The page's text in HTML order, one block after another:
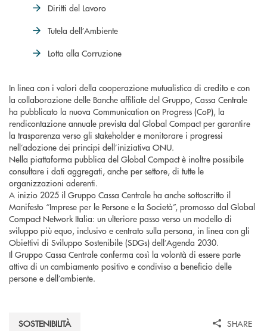
Diritti del Lavoro
Tutela dell’Ambiente
Lotta alla Corruzione
In linea con i valori della cooperazione mutualistica di credito e con
la collaborazione delle Banche affiliate del Gruppo, Cassa Centrale
ha pubblicato la nuova Communication on Progress (CoP), la
rendicontazione annuale prevista dal Global Compact per garantire
la trasparenza verso gli stakeholder e monitorare i progressi
nell’adozione dei principi dell’iniziativa ONU.
Nella piattaforma pubblica del Global Compact è inoltre possibile
consultare i dati aggregati, anche per settore, di tutte le
organizzazioni aderenti.
A inizio 2025 il Gruppo Cassa Centrale ha anche sottoscritto il
Manifesto “Imprese per le Persone e la Società”, promosso dal Global
Compact Network Italia: un ulteriore passo verso un modello di
sviluppo più equo, inclusivo e centrato sulla persona, in linea con gli
Obiettivi di Sviluppo Sostenibile (SDGs) dell’Agenda 2030.
Il Gruppo Cassa Centrale conferma così la volontà di essere parte
attiva di un cambiamento positivo e condiviso a beneficio delle
persone e dell’ambiente.
SOSTENIBILITÀ SHARE